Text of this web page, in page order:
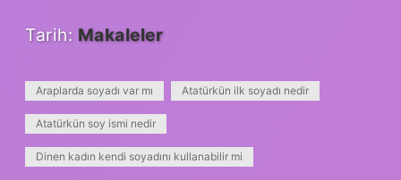
Tarih: Makaleler
Araplarda soyadı var mı Atatürkün ilk soyadı nedir
Atatürkün soy ismi nedir
Dinen kadın kendi soyadını kullanabilir mi